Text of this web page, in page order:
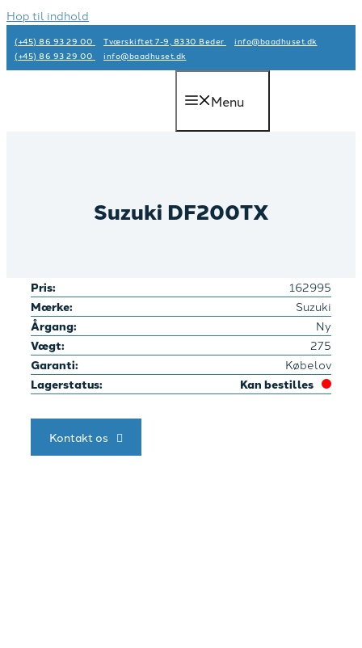
Hop til indhold
(+45) 86 93 29 00 Tværskiftet 7-9, 8330 Beder
info@baadhuset.dk​
(+45) 86 93 29 00
info@baadhuset.dk​
Menu
Suzuki DF200TX
Pris: 162995
Mærke: Suzuki
Årgang: Ny
Vægt: 275
Garanti: Købelov
Lagerstatus: Kan bestilles
Kontakt os